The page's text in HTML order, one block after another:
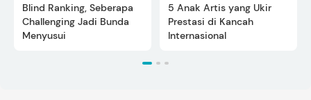
Blind Ranking, Seberapa
Challenging Jadi Bunda
Menyusui
5 Anak Artis yang Ukir
Prestasi di Kancah
Internasional